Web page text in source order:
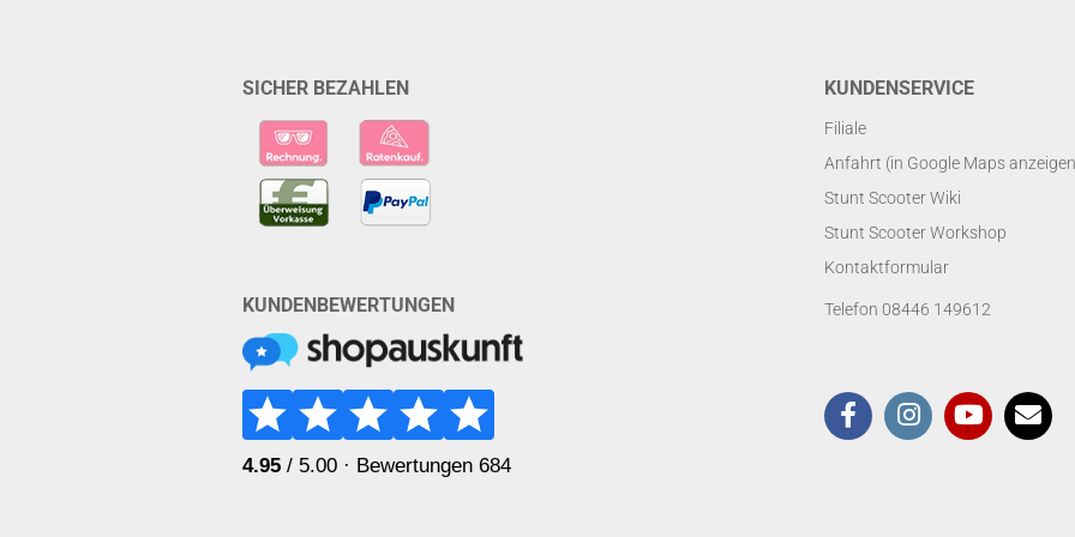
SICHER BEZAHLEN
KUNDENBEWERTUNGEN
KUNDENSERVICE
Filiale
Anfahrt (in Google Maps
Stunt Scooter Wiki
Stunt Scooter Workshop
Kontaktformular
Telefon 08446 149612